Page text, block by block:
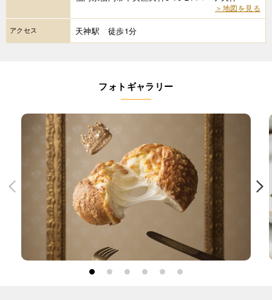
＞地図を見る
アクセス 天神駅 徒歩1分
フォトギャラリー
1 2 3 4 5 6